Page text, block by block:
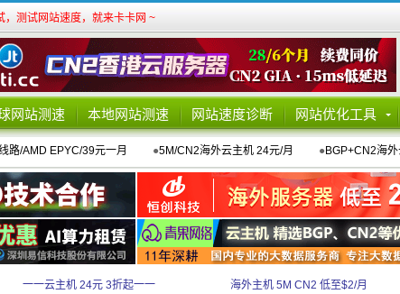
测试网站速度，就来卡卡网 ~
网站测速 本地网站测速 网站速度诊断 网站优化工具
路/AMD EPYC/39元一月 ●5M/CN2海外云主机 24元/月 ●BGP+CN2海
一一云主机 24元 3折起一一
海外主机 5M CN2 低至$2/月